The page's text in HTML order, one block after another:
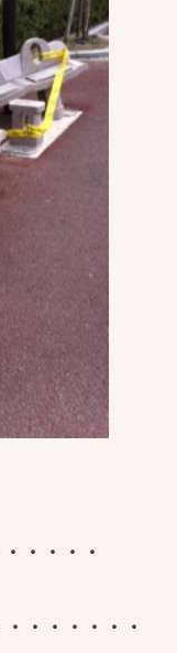
・・・・
・・・・・・